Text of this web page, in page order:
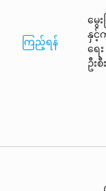
ကြည့်ရန်
မွေး
နှ
ရေး
ဦးစီ